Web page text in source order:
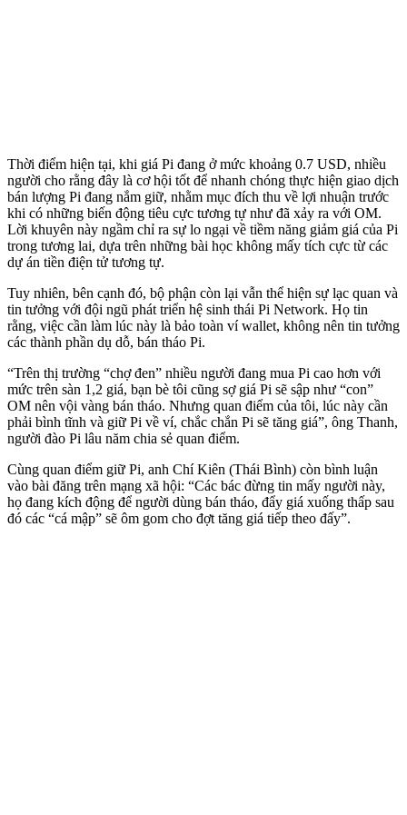
Thời điểm hiện tại, khi giá Pi đang ở mức khoảng 0.7 USD, nhiều
người cho rằng đây là cơ hội tốt để nhanh chóng thực hiện giao dịch
bán lượng Pi đang nắm giữ, nhằm mục đích thu về lợi nhuận trước
khi có những biến động tiêu cực tương tự như đã xảy ra với OM.
Lời khuyên này ngầm chỉ ra sự lo ngại về tiềm năng giảm giá của Pi
trong tương lai, dựa trên những bài học không mấy tích cực từ các
dự án tiền điện tử tương tự.
Tuy nhiên, bên cạnh đó, bộ phận còn lại vẫn thể hiện sự lạc quan và
tin tưởng với đội ngũ phát triển hệ sinh thái Pi Network. Họ tin
rằng, việc cần làm lúc này là bảo toàn ví wallet, không nên tin tưởng
các thành phần dụ dỗ, bán tháo Pi.
“Trên thị trường “chợ đen” nhiều người đang mua Pi cao hơn với
mức trên sàn 1,2 giá, bạn bè tôi cũng sợ giá Pi sẽ sập như “con”
OM nên vội vàng bán tháo. Nhưng quan điểm của tôi, lúc này cần
phải bình tĩnh và giữ Pi về ví, chắc chắn Pi sẽ tăng giá”, ông Thanh,
người đào Pi lâu năm chia sẻ quan điểm.
Cùng quan điểm giữ Pi, anh Chí Kiên (Thái Bình) còn bình luận
vào bài đăng trên mạng xã hội: “Các bác đừng tin mấy người này,
họ đang kích động để người dùng bán tháo, đẩy giá xuống thấp sau
đó các “cá mập” sẽ ôm gom cho đợt tăng giá tiếp theo đấy”.